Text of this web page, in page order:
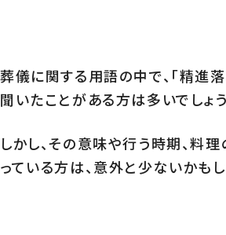
葬儀に関する用語の中で、「精進
聞いたことがある方は多いでしょう
しかし、その意味や行う時期、料
っている方は、意外と少ないかもし